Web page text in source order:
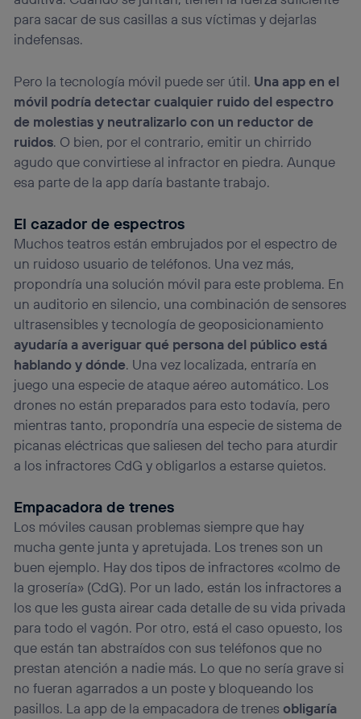
para sacar de sus casillas a sus víctimas y dejarlas
indefensas.
Pero la tecnología móvil puede ser útil. Una app en el
móvil podría detectar cualquier ruido del espectro
de molestias y neutralizarlo con un reductor de
ruidos. O bien, por el contrario, emitir un chirrido
agudo que convirtiese al infractor en piedra. Aunque
esa parte de la app daría bastante trabajo.
El cazador de espectros
Muchos teatros están embrujados por el espectro de
un ruidoso usuario de teléfonos. Una vez más,
propondría una solución móvil para este problema. En
un auditorio en silencio, una combinación de sensores
ultrasensibles y tecnología de geoposicionamiento
ayudaría a averiguar qué persona del público está
hablando y dónde. Una vez localizada, entraría en
juego una especie de ataque aéreo automático. Los
drones no están preparados para esto todavía, pero
mientras tanto, propondría una especie de sistema de
picanas eléctricas que saliesen del techo para aturdir
a los infractores CdG y obligarlos a estarse quietos.
Empacadora de trenes
Los móviles causan problemas siempre que hay
mucha gente junta y apretujada. Los trenes son un
buen ejemplo. Hay dos tipos de infractores «colmo de
la grosería» (CdG). Por un lado, están los infractores a
los que les gusta airear cada detalle de su vida privada
para todo el vagón. Por otro, está el caso opuesto, los
que están tan abstraídos con sus teléfonos que no
prestan atención a nadie más. Lo que no sería grave si
no fueran agarrados a un poste y bloqueando los
pasillos. La app de la empacadora de trenesobligaría